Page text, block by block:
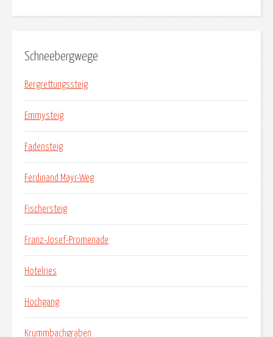
Schneebergwege
Bergrettungssteig
Emmysteig
Fadensteig
Ferdinand Mayr-Weg
Fischersteig
Franz-Josef-Promenade
Hotelries
Hochgang
Krummbachgraben